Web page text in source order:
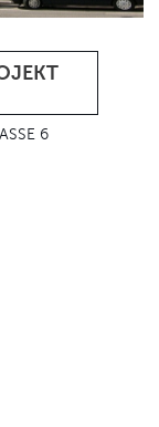
6